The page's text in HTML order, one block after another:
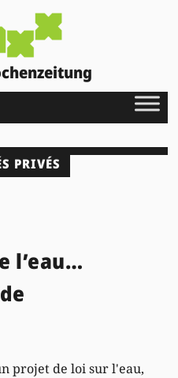
PRIVÉS
l’eau…
projet de loi sur l'eau,